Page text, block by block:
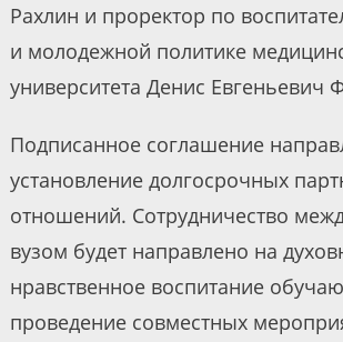
Рахлин и проректор по
и молодежной политике
университета Денис Евгеньевич
Подписанное соглашение
установление долгосрочных
отношений. Сотрудничество
вузом будет направлено на
нравственное воспитание
проведение совместных